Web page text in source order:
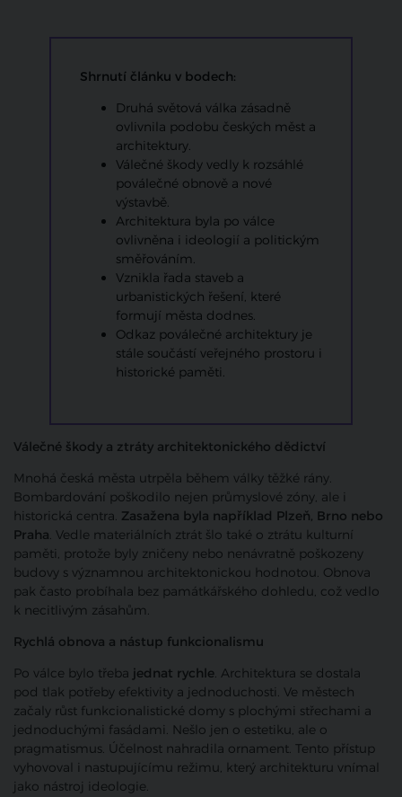
Shrnutí článku v bodech:
Druhá světová válka zásadně
ovlivnila podobu českých měst a
architektury.
Válečné škody vedly k rozsáhlé
poválečné obnově a nové
výstavbě.
Architektura byla po válce
ovlivněna i ideologií a politickým
směřováním.
Vznikla řada staveb a
urbanistických řešení, které
formují města dodnes.
Odkaz poválečné architektury je
stále součástí veřejného prostoru i
historické paměti.
Válečné škody a ztráty architektonického dědictví
Mnohá česká města utrpěla během války těžké rány.
Bombardování poškodilo nejen průmyslové zóny, ale i
historická centra. Zasažena byla například Plzeň, Brno nebo
Praha. Vedle materiálních ztrát šlo také o ztrátu kulturní
paměti, protože byly zničeny nebo nenávratně poškozeny
budovy s významnou architektonickou hodnotou. Obnova
pak často probíhala bez památkářského dohledu, což vedlo
k necitlivým zásahům.
Rychlá obnova a nástup funkcionalismu
Po válce bylo třeba jednat rychle. Architektura se dostala
pod tlak potřeby efektivity a jednoduchosti. Ve městech
začaly růst funkcionalistické domy s plochými střechami a
jednoduchými fasádami. Nešlo jen o estetiku, ale o
pragmatismus. Účelnost nahradila ornament. Tento přístup
vyhovoval i nastupujícímu režimu, který architekturu vnímal
jako nástroj ideologie.